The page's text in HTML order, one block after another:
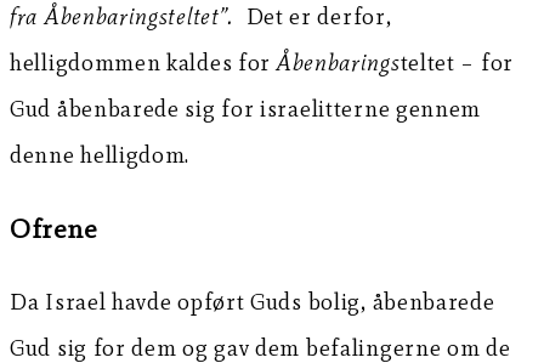
fra Åbenbaringsteltet”.
Det er derfor,
helligdommen kaldes for Åbenbaringsteltet – for
Gud åbenbarede sig for israelitterne gennem
denne helligdom.
Ofrene
Da Israel havde opført Guds bolig, åbenbarede
Gud sig for dem og gav dem befalingerne om de